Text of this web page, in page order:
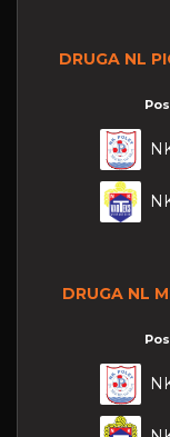
DRUGA NL
DRUGA NL